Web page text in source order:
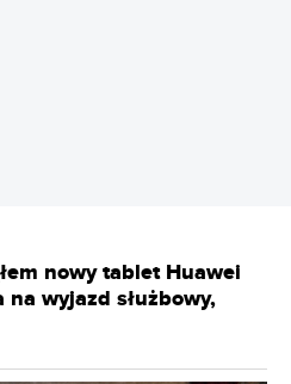
nowy tablet Huawei
na wyjazd służbowy,